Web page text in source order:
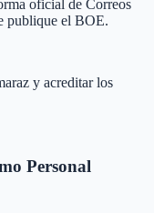
oficial de Correos
publique el BOE.
y acreditar los
Personal